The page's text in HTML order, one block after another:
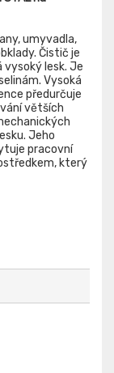
umyvadla,
Čistič je
vysoký lesk. Je
Vysoká
předurčuje
větších
Jeho
pracovní
který